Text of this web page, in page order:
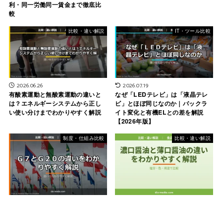
利・同一労働同一賃金まで徹底比
較
比較・違い解説
2026.06.26
有酸素運動と無酸素運動の違いと
は？エネルギーシステムから正し
い使い分けまでわかりやすく解説
IT・ツール比較
2026.07.19
なぜ「LEDテレビ」は「液晶テレ
ビ」とほぼ同じなのか｜バックラ
イト変化と有機ELとの差を解説
【2026年版】
制度・仕組み比較 比較・違い解説